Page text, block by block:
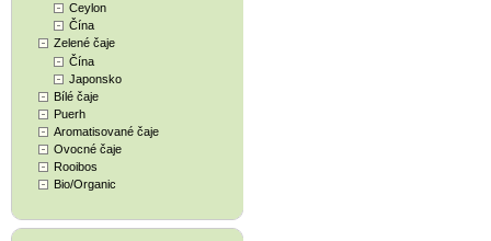
Ceylon
Čína
Zelené čaje
Čína
Japonsko
Bílé čaje
Puerh
Aromatisované čaje
Ovocné čaje
Rooibos
Bio/Organic